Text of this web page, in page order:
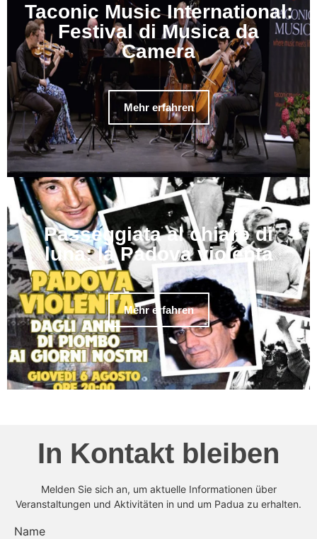
Taconic Music International:
Festival di Musica da
Camera
Mehr erfahren
Passeggiata al chiaro di
luna: la Padova violenta
Mehr erfahren
In Kontakt bleiben
Melden Sie sich an, um aktuelle Informationen über
Veranstaltungen und Aktivitäten in und um Padua zu erhalten.
Name